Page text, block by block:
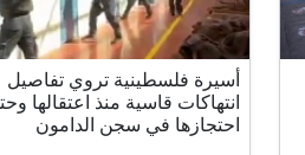
أسيرة فلسطينية تروي تفاصيل
انتهاكات قاسية منذ اعتقالها
احتجازها في سجن الدامون